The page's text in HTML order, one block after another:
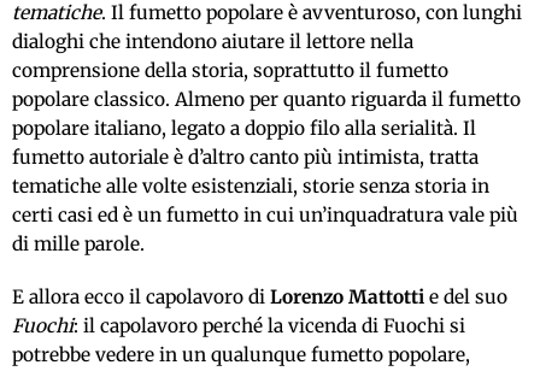
tematiche. Il fumetto popolare è avventuroso, con lunghi
dialoghi che intendono aiutare il lettore nella
comprensione della storia, soprattutto il fumetto
popolare classico. Almeno per quanto riguarda il fumetto
popolare italiano, legato a doppio filo alla serialità. Il
fumetto autoriale è d’altro canto più intimista, tratta
tematiche alle volte esistenziali, storie senza storia in
certi casi ed è un fumetto in cui un’inquadratura vale più
di mille parole.
E allora ecco il capolavoro di Lorenzo Mattotti e del suo
Fuochi: il capolavoro perché la vicenda di Fuochi si
potrebbe vedere in un qualunque fumetto popolare,